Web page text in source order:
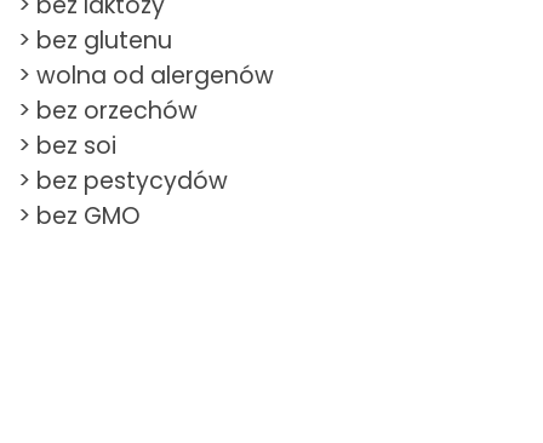
> bez glutenu
> wolna od alergenów
> bez orzechów
> bez soi
> bez pestycydów
> bez GMO